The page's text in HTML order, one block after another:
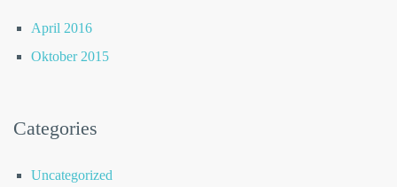
April 2016
Oktober 2015
Categories
Uncategorized